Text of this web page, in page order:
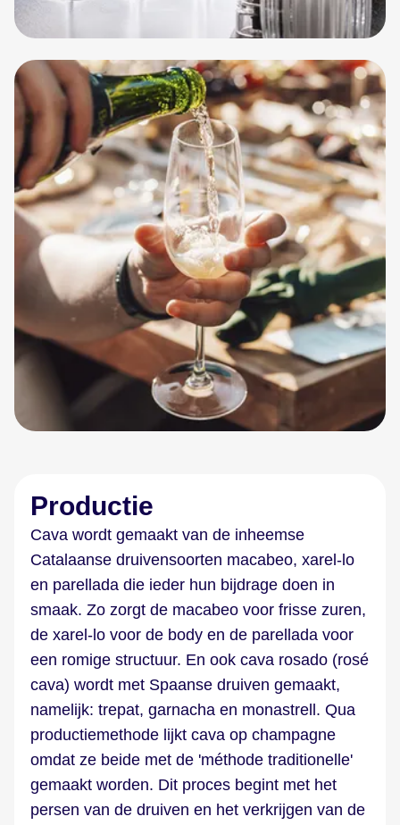
Productie
Cava wordt gemaakt van de inheemse
Catalaanse druivensoorten macabeo, xarel-lo
en parellada die ieder hun bijdrage doen in
smaak. Zo zorgt de macabeo voor frisse zuren,
de xarel-lo voor de body en de parellada voor
een romige structuur. En ook cava rosado (rosé
cava) wordt met Spaanse druiven gemaakt,
namelijk: trepat, garnacha en monastrell. Qua
productiemethode lijkt cava op champagne
omdat ze beide met de 'méthode traditionelle'
gemaakt worden. Dit proces begint met het
persen van de druiven en het verkrijgen van de